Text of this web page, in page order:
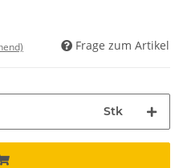
Frage zum Artikel
Stk